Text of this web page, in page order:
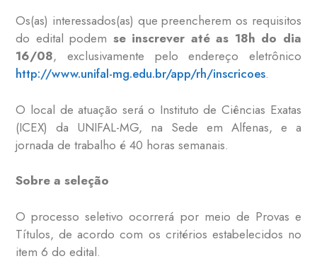
Os(as) interessados(as) que preencherem os requisitos
do edital podem se inscrever até as 18h do dia
16/08, exclusivamente pelo endereço eletrônico
http://www.unifal-mg.edu.br/app/rh/inscricoes.
O local de atuação será o Instituto de Ciências Exatas
(ICEX) da UNIFAL-MG, na Sede em Alfenas, e a
jornada de trabalho é 40 horas semanais.
Sobre a seleção
O processo seletivo ocorrerá por meio de Provas e
Títulos, de acordo com os critérios estabelecidos no
item 6 do edital.